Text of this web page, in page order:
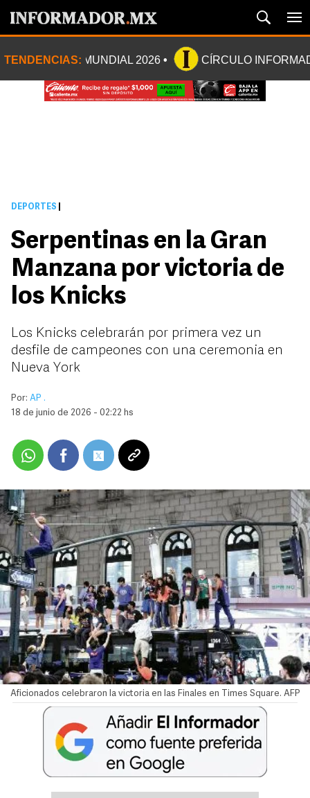
TENDENCIAS: MUNDIAL 2026 CÍRCULO
DEPORTES
Serpentinas en la Gran
Manzana por victoria de
los Knicks
Los Knicks celebrarán por primera vez un
desfile de campeones con una ceremonia en
Nueva York
Por: AP .
18 de junio de 2026 - 02:22 hs
Aficionados celebraron la victoria en las Finales en Times Square. AFP